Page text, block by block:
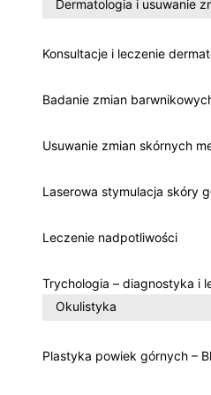
Dermatologia i usuwanie
Konsultacje i leczenie
Badanie zmian
Usuwanie zmian skórnych
Laserowa stymulacja skóry
Leczenie nadpotliwości
Trychologia – diagnostyka i
Okulistyka
Plastyka powiek górnych –